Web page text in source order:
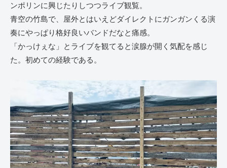
ンポリンに興じたりしつつライブ観覧。
青空の竹島で、屋外とはいえどダイレクトにガンガンくる演
奏にやっぱり格好良いバンドだなと痛感。
「かっけぇな」とライブを観てると涙腺が開く気配を感じ
た。初めての経験である。